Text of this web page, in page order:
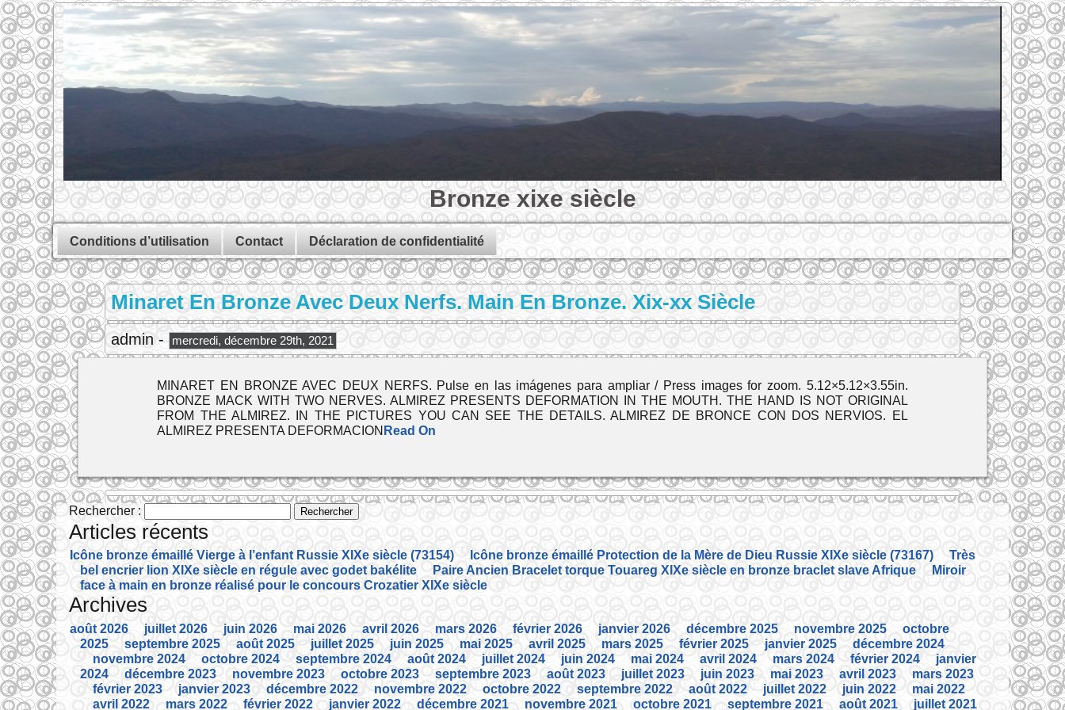
Bronze xixe siècle
Conditions d’utilisation Contact Déclaration de confidentialité
Minaret En Bronze Avec Deux Nerfs. Main En Bronze. Xix-xx Siècle
admin - mercredi, décembre 29th, 2021
MINARET EN BRONZE AVEC DEUX NERFS. Pulse en las imágenes para ampliar / Press images for zoom. 5.12×5.12×3.55in.
BRONZE MACK WITH TWO NERVES. ALMIREZ PRESENTS DEFORMATION IN THE MOUTH. THE HAND IS NOT ORIGINAL
FROM THE ALMIREZ. IN THE PICTURES YOU CAN SEE THE DETAILS. ALMIREZ DE BRONCE CON DOS NERVIOS. EL
ALMIREZ PRESENTA DEFORMACION Read On
Rechercher :
Articles récents
Icône bronze émaillé Vierge à l’enfant Russie XIXe siècle (73154) Icône bronze émaillé Protection de la Mère de Dieu Russie XIXe siècle (73167)
Très
bel encrier lion XIXe siècle en régule avec godet bakélite
Paire Ancien Bracelet torque Touareg XIXe siècle en bronze braclet slave Afrique
Miroir
face à main en bronze réalisé pour le concours Crozatier XIXe siècle
Archives
août 2026 juillet 2026 juin 2026 mai 2026 avril 2026 mars 2026 février 2026 janvier 2026 décembre 2025 novembre 2025
octobre
2025
septembre 2025 août 2025 juillet 2025 juin 2025 mai 2025 avril 2025 mars 2025 février 2025 janvier 2025
décembre 2024
novembre 2024
octobre 2024 septembre 2024 août 2024 juillet 2024 juin 2024 mai 2024 avril 2024 mars 2024 février 2024
janvier
2024
décembre 2023 novembre 2023 octobre 2023 septembre 2023 août 2023 juillet 2023 juin 2023 mai 2023 avril 2023
mars 2023
février 2023
janvier 2023 décembre 2022 novembre 2022 octobre 2022 septembre 2022 août 2022 juillet 2022 juin 2022
mai 2022
avril 2022
mars 2022 février 2022 janvier 2022 décembre 2021 novembre 2021 octobre 2021 septembre 2021 août 2021 juillet 2021